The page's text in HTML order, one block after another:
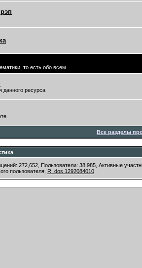
то есть обо всем.
данного ресурса
Все разделы
272,652, Пользователи: 38,985, Активные
пользователя, R_dos 1292084010